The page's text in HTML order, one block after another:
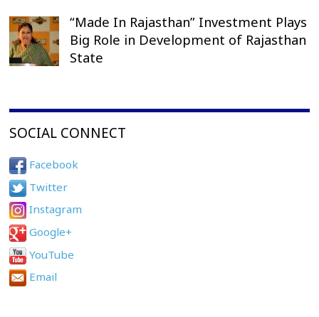
“Made In Rajasthan” Investment Plays
Big Role in Development of Rajasthan
State
SOCIAL CONNECT
Facebook
Twitter
Instagram
Google+
YouTube
Email